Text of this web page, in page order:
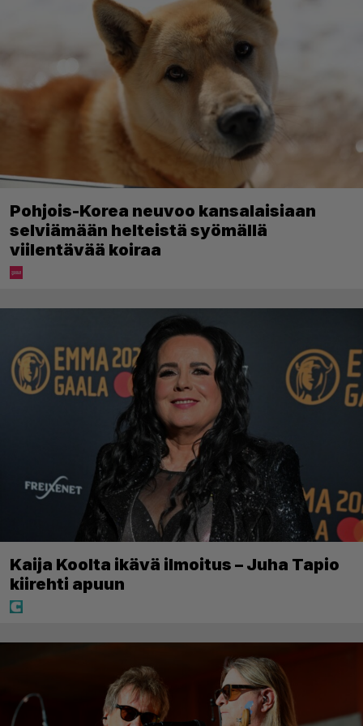
Pohjois-Korea neuvoo kansalaisiaan
selviämään helteistä syömällä
viilentävää koiraa
Kaija Koolta ikävä ilmoitus – Juha Tapio
kiirehti apuun